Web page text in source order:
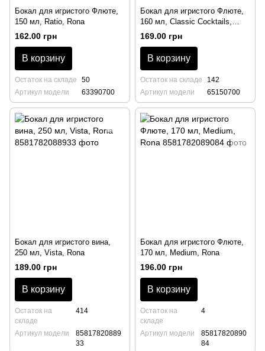
Бокал для игристого Флюте,
150 мл, Ratio, Rona
162.00 грн
В корзину
Остаток на складе
50
Артикул модели
63390700
Бокал для игристого Флюте,
160 мл, Classic Cocktails,
Rona
169.00 грн
В корзину
Остаток на складе
142
Артикул модели
65150700
Бокал для игристого вина,
250 мл, Vista, Rona
189.00 грн
В корзину
Остаток на
складе
414
Артикул модели
85817820889
33
Бокал для игристого Флюте,
170 мл, Medium, Rona
196.00 грн
В корзину
Остаток на
складе
4
Артикул модели
85817820890
84